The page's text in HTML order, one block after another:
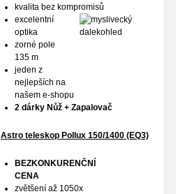
kvalita bez kompromisů
excelentní
optika
zorné pole
135 m
jeden z
nejlepších na
našem e-shopu
2 dárky Nůž + Zapalovač
Astro teleskop Pollux 150/1400 (EQ3)
BEZKONKURENČNÍ
CENA
zvětšení až 1050x